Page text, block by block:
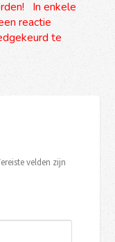
In enkele
reactie
te
velden zijn